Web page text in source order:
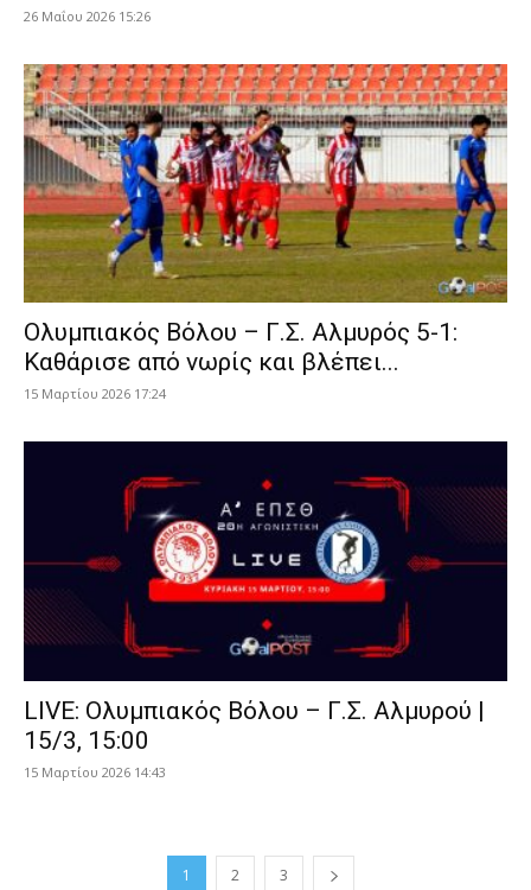
26 Μαΐου 2026 15:26
Ολυμπιακός Βόλου – Γ.Σ. Αλμυρός 5-1:
Καθάρισε από νωρίς και βλέπει...
15 Μαρτίου 2026 17:24
LIVE: Ολυμπιακός Βόλου – Γ.Σ. Αλμυρού |
15/3, 15:00
15 Μαρτίου 2026 14:43
1 2 3